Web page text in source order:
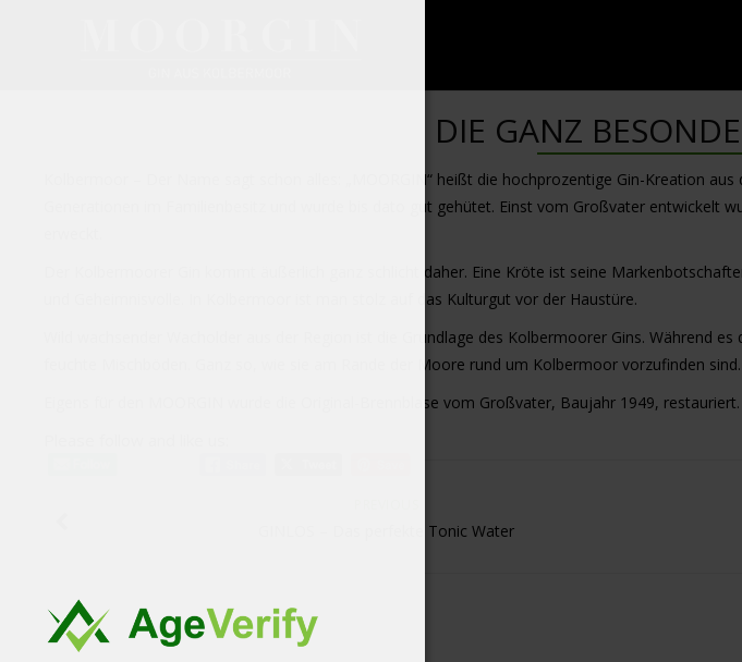
DIE GANZ
Kolbermoor – Der Name sagt schon alles: „MOORGIN“ heißt die hochprozentige Gin-Kreation
Generationen im Familienbesitz und wurde bis dato gut gehütet. Einst vom Großvater entwickelt
Der Kolbermoorer Gin kommt äußerlich ganz schlicht daher. Eine Kröte ist seine
und Geheimnisvolle. In Kolbermoor ist man stolz auf das Kulturgut vor der Haustüre.
Wild wachsender Wacholder aus der Region ist die Grundlage des Kolbermoorer Gins. Während
feuchte Mischböden. Ganz so, wie sie am Rande der Moore rund um Kolbermoor vorzufinden sind.
Eigens für den MOORGIN wurde die Original-Brennblase vom Großvater, Baujahr 1949,
GINLOS – Das perfekte Tonic Water